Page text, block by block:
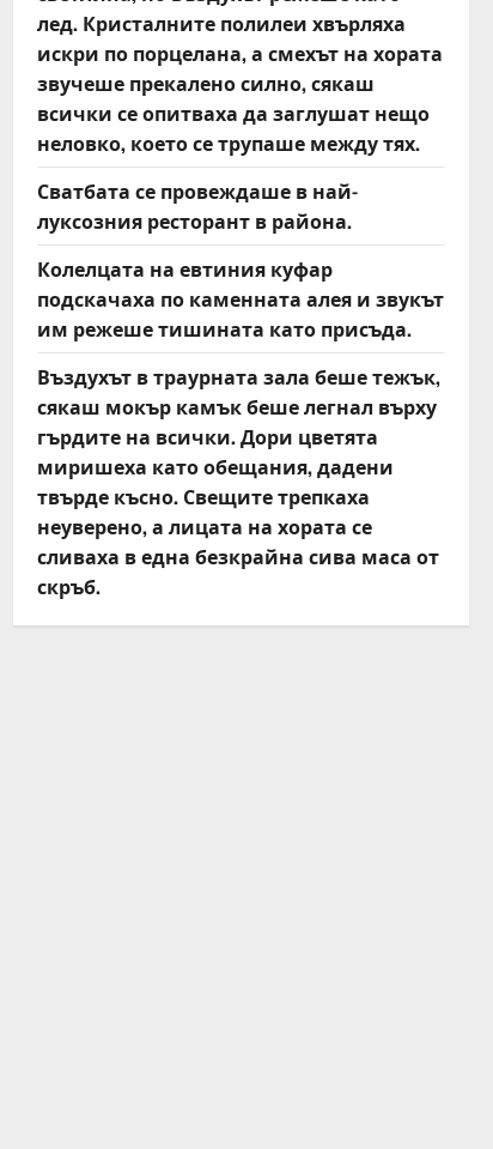
лед. Кристалните полилеи хвърляха
искри по порцелана, а смехът на хората
звучеше прекалено силно, сякаш
всички се опитваха да заглушат нещо
неловко, което се трупаше между тях.
Сватбата се провеждаше в най-
луксозния ресторант в района.
Колелцата на евтиния куфар
подскачаха по каменната алея и звукът
им режеше тишината като присъда.
Въздухът в траурната зала беше тежък,
сякаш мокър камък беше легнал върху
гърдите на всички. Дори цветята
миришеха като обещания, дадени
твърде късно. Свещите трепкаха
неуверено, а лицата на хората се
сливаха в една безкрайна сива маса от
скръб.